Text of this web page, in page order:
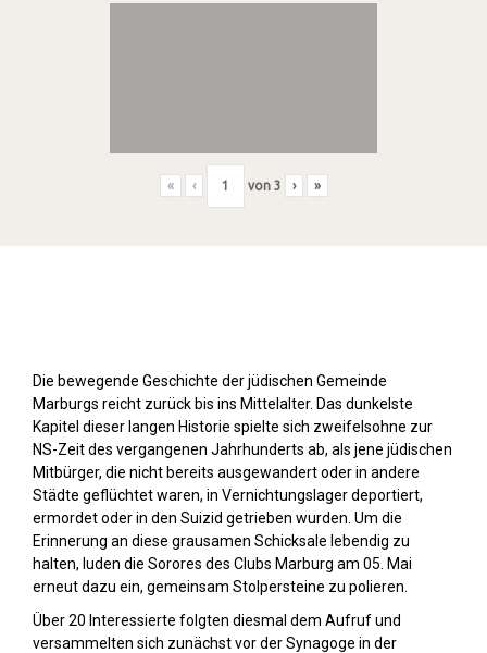
« ‹ von 3 › »
Die bewegende Geschichte der jüdischen Gemeinde
Marburgs reicht zurück bis ins Mittelalter. Das dunkelste
Kapitel dieser langen Historie spielte sich zweifelsohne zur
NS-Zeit des vergangenen Jahrhunderts ab, als jene jüdischen
Mitbürger, die nicht bereits ausgewandert oder in andere
Städte geflüchtet waren, in Vernichtungslager deportiert,
ermordet oder in den Suizid getrieben wurden. Um die
Erinnerung an diese grausamen Schicksale lebendig zu
halten, luden die Sorores des Clubs Marburg am 05. Mai
erneut dazu ein, gemeinsam Stolpersteine zu polieren.
Über 20 Interessierte folgten diesmal dem Aufruf und
versammelten sich zunächst vor der Synagoge in der